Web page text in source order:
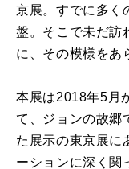
京展。すでに多く
盤。そこで未だ訪
に、その模様をあ
本展は2018年5月
て、ジョンの故郷
た展示の東京展に
ーションに深く関